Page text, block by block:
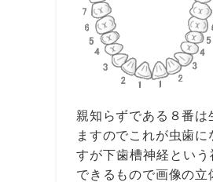
親知らずである８番
ますのでこれが虫歯
すが下歯槽神経とい
できるもので画像の